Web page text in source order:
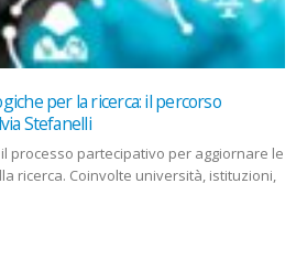
bolla come quella delle dot-com
Economics le valutazioni si stanno
con altre tecnologie rivoluzionarie ed è